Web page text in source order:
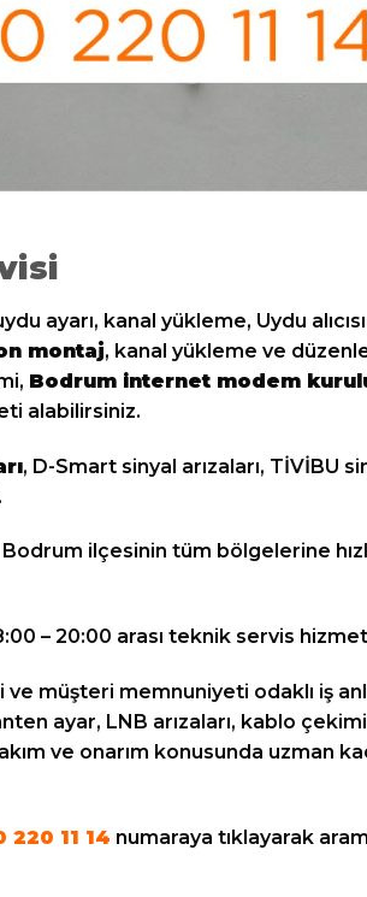
ayarı, kanal yükleme, Uydu
montaj, kanal yükleme ve
Bodrum internet modem
alabilirsiniz.
, D-Smart sinyal arızaları, TİVİBU
ilçesinin tüm bölgelerine
– 20:00 arası teknik servis
müşteri memnuniyeti odaklı iş
ayar, LNB arızaları, kablo
ve onarım konusunda uzman
220 11 14 numaraya tıklayarak